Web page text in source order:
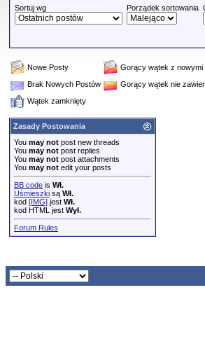
Sortuj wg
Porządek sortowania
Nowe Posty
Gorący wątek z nowymi
Brak Nowych Postów
Gorący wątek nie
Wątek zamknięty
Zasady Postowania
You may not post new threads
You may not post replies
You may not post attachments
You may not edit your posts
BB code is Wł.
Uśmieszki są Wł.
kod [IMG] jest Wł.
kod HTML jest Wył.
Forum Rules